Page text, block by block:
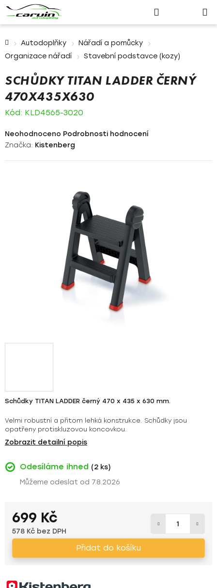
Přihlášení
košík
Autodoplňky
Nářadí a pomůcky
Organizace nářadí
Stavební podstavce (kozy)
Schůdky TITAN LADDER černý 470 x 435 x 630 mm.
Velmi robustní a přitom lehká konstrukce. Schůdky jsou
opatřeny protiskluzovou koncovkou.
Zobrazit detailní popis
Odesíláme ihned (2 ks)
7.8.2026
699 Kč
578 Kč bez DPH
Přidat do košíku
SCHŮDKY TITAN LADDER ČERNÝ
470X435X630
Kód: KLD4565-3020
Průměrné
hodnocení
Neohodnoceno Podrobnosti hodnocení
Značka: Kistenberg